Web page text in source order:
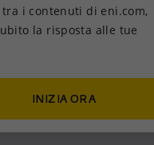
energetica
transizione
l'innovazione
alte prestazioni
tra i contenuti di eni.com,
la risposta alle tue
INIZIA ORA